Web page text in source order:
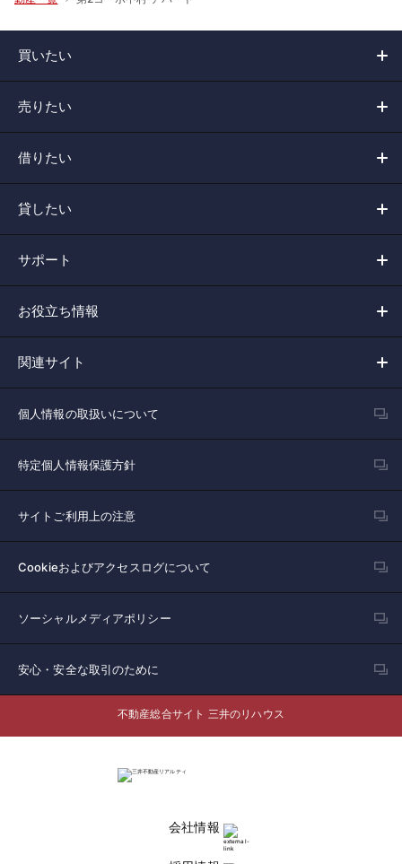
買いたい
売りたい
借りたい
貸したい
サポート
お役立ち情報
関連サイト
個人情報の取扱いについて
特定個人情報保護方針
サイトご利用上の注意
Cookieおよびアクセスログについて
ソーシャルメディアポリシー
安心・安全な取引のために
不動産総合サイト 三井のリハウス
会社情報